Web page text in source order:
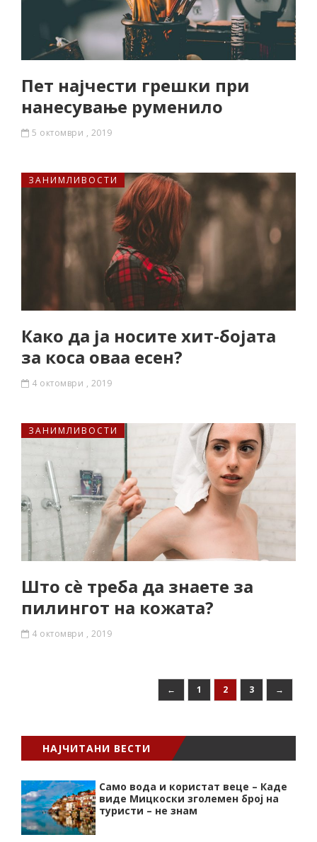
Пет најчести грешки при
нанесување руменило
5 октомври , 2019
ЗАНИМЛИВОСТИ
Како да ја носите хит-бојата
за коса оваа есен?
4 октомври , 2019
ЗАНИМЛИВОСТИ
Што сè треба да знаете за
пилингот на кожата?
4 октомври , 2019
← 1 2 3 →
НАЈЧИТАНИ ВЕСТИ
Само вода и користат веце – Каде
виде Мицкоски зголемен број на
туристи – не знам